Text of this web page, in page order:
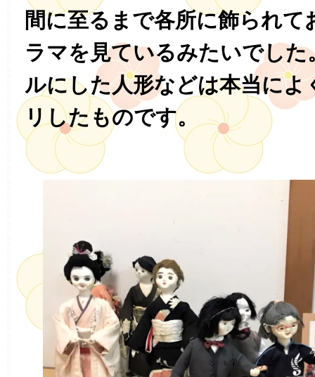
間に至るまで各所に飾られて
ラマを見ているみたいでし
ルにした人形などは本当によ
リしたものです。